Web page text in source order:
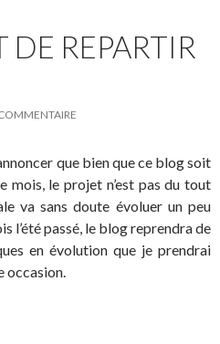
DE REPARTIR
que bien que ce blog soit
mois, le projet n’est pas du tout
va sans doute évoluer un peu
l’été passé, le blog reprendra de
en évolution que je prendrai
occasion.